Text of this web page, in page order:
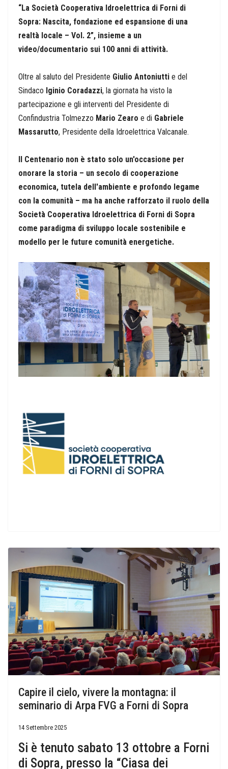
“La Società Cooperativa Idroelettrica di Forni di
Sopra: Nascita, fondazione ed espansione di una
realtà locale – Vol. 2”, insieme a un
video/documentario sui 100 anni di attività.
Oltre al saluto del Presidente Giulio Antoniutti e del
Sindaco Iginio Coradazzi, la giornata ha visto la
partecipazione e gli interventi del Presidente di
Confindustria Tolmezzo Mario Zearo e di Gabriele
Massarutto, Presidente della Idroelettrica Valcanale.
Il Centenario non è stato solo un'occasione per
onorare la storia – un secolo di cooperazione
economica, tutela dell'ambiente e profondo legame
con la comunità – ma ha anche rafforzato il ruolo della
Società Cooperativa Idroelettrica di Forni di Sopra
come paradigma di sviluppo locale sostenibile e
modello per le future comunità energetiche.
Capire il cielo, vivere la montagna: il
seminario di Arpa FVG a Forni di Sopra
14 Settembre 2025
Si è tenuto sabato 13 ottobre a Forni
di Sopra, presso la “Ciasa dei